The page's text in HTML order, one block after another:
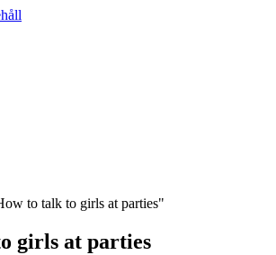
girls at parties